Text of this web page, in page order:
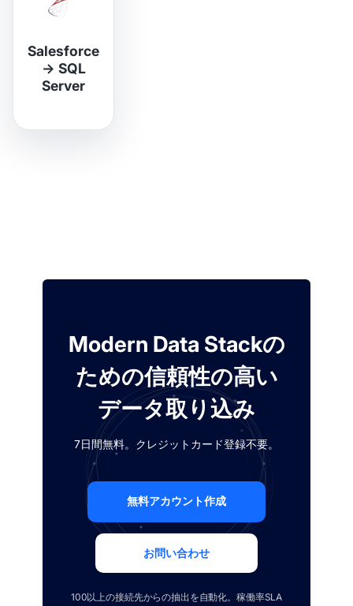
Salesforce
→ SQL
Server
Modern Data Stackの
ための信頼性の高い
データ取り込み
7日間無料。クレジットカード登録不要。
無料アカウント作成
お問い合わせ
100以上の接続先からの抽出を自動化。稼働率SLA